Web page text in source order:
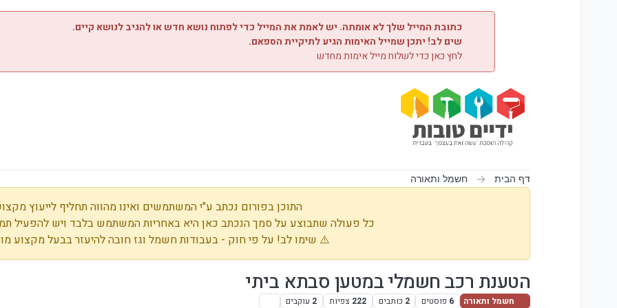
כתובת המייל שלך לא אומתה. יש לאמת את המייל כדי לפתוח נושא חדש או להגיב לנושא קיים.
שים לב! יתכן שמייל האימות הגיע לתיקיית הספאם.
לחץ כאן כדי לשלוח מייל אימות מחדש
דף הבית חשמל ותאורה
התוכן בפורום נכתב ע"י המשתמשים ואינו מהווה תחליף לייעוץ
כל פעולה שתבוצע על סמך הנכתב כאן היא באחריות המשתמש בלבד ויש להפעיל
⚠️ שימו לב! על פי חוק - בעבודות חשמל וגז חובה להיעזר בבעל מקצוע
הטענת רכב חשמלי במטען סבתא ביתי
חשמל ותאורה 6 פוסטים 2 כותבים 222 צפיות 2 עוקבים